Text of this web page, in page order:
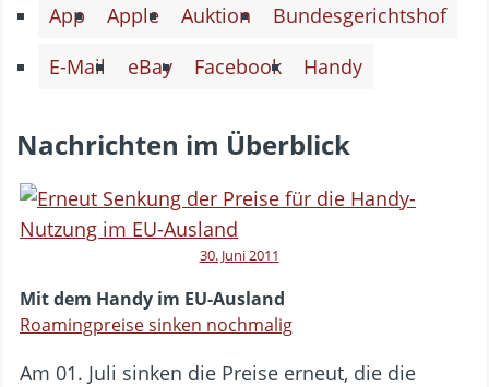
App Apple Auktion
Bundesgerichtshof
E-Mail
eBay Facebook Handy
Nachrichten im Überblick
30. Juni 2011
Mit dem Handy im EU-Ausland
Roamingpreise sinken nochmalig
Am 01. Juli sinken die Preise erneut, die die